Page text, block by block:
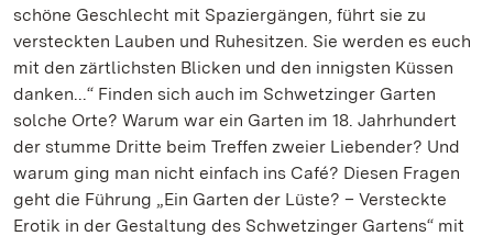
schöne Geschlecht mit Spaziergängen, führt sie zu
versteckten Lauben und Ruhesitzen. Sie werden es euch
mit den zärtlichsten Blicken und den innigsten Küssen
danken...“ Finden sich auch im Schwetzinger Garten
solche Orte? Warum war ein Garten im 18. Jahrhundert
der stumme Dritte beim Treffen zweier Liebender? Und
warum ging man nicht einfach ins Café? Diesen Fragen
geht die Führung „Ein Garten der Lüste? – Versteckte
Erotik in der Gestaltung des Schwetzinger Gartens“ mit